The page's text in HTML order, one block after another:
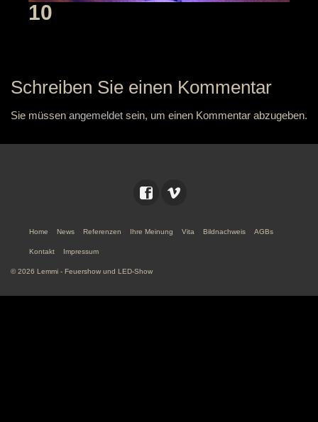
10
Schreiben Sie einen Kommentar
Sie müssen angemeldet sein, um einen Kommentar abzugeben.
Home News Referenzen Ihre Meinung Vita Bildnachweis AGBs
Kontakt Impressum
© 2026 Lemmi - Feuershow und LED-Show